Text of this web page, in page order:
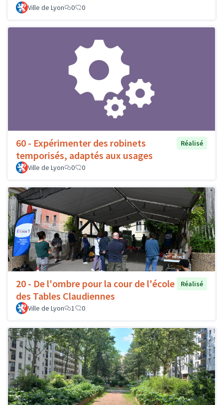
Ville de Lyon 0 0
60 - Expérimenter des robinets
temporisés, adaptés aux usages
Réalisé
Ville de Lyon 0 0
20 - De l'ombre pour la cour de l'école
des Tables Claudiennes
Réalisé
Ville de Lyon 1 0